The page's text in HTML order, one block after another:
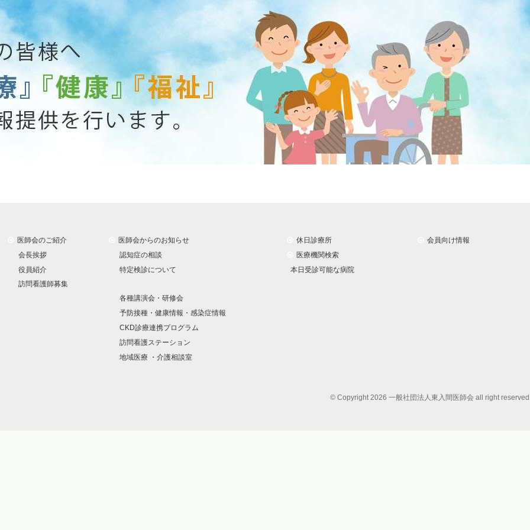
医師会のご紹介
会長挨拶
役員紹介
訪問看護師募集
医師会からのお知らせ
認知症の相談
特定検診について
各種講演会・研修会
予防接種・健康情報・感染症情報
CKD診療連携プログラム
訪問看護ステーション
地域医療 ・介護相談室
休日診療所
医療機関検索
本日受診可能な病院
会員向け情報
© Copyright 2026 一般社団法人東入間医師会 all right